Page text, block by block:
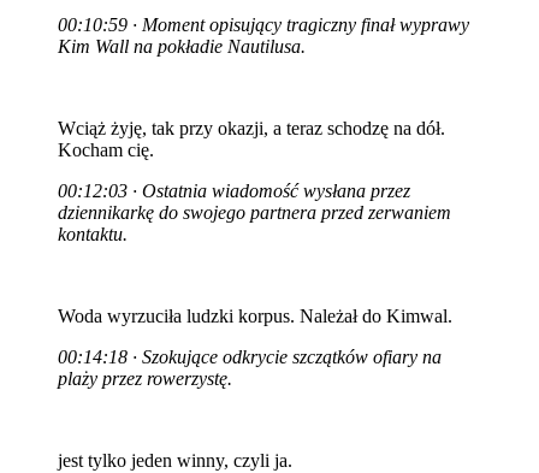
00:10:59 · Moment opisujący tragiczny finał wyprawy
Kim Wall na pokładie Nautilusa.
Wciąż żyję, tak przy okazji, a teraz schodzę na dół.
Kocham cię.
00:12:03 · Ostatnia wiadomość wysłana przez
dziennikarkę do swojego partnera przed zerwaniem
kontaktu.
Woda wyrzuciła ludzki korpus. Należał do Kimwal.
00:14:18 · Szokujące odkrycie szczątków ofiary na
plaży przez rowerzystę.
jest tylko jeden winny, czyli ja.